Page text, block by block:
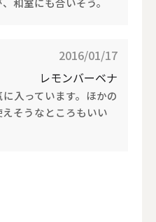
2016/01/17
レモンバーベナ
入っています。ほかの
そうなところもいい